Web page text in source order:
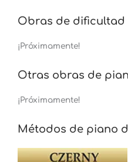
Obras de dificultad
¡Próximamente!
Otras obras de
¡Próximamente!
Métodos de piano